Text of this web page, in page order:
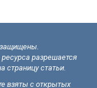
защищены.
разрешается
страницу статьи.
взяты с открытых